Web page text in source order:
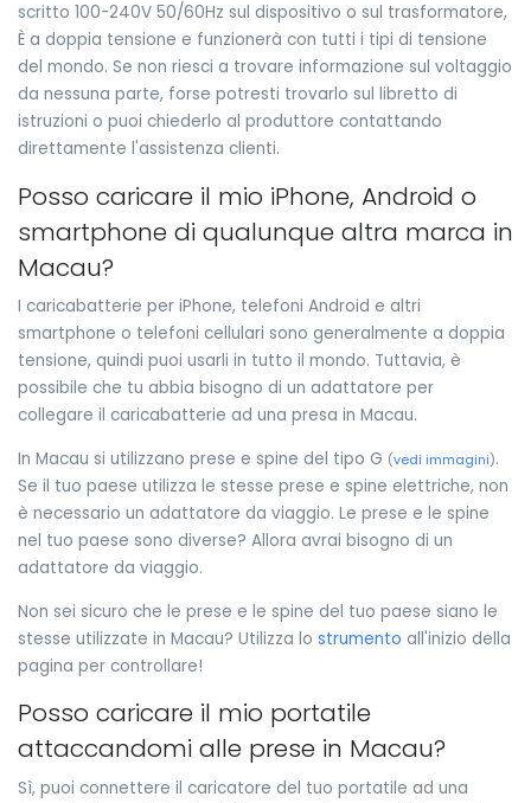
scritto 100-240V 50/60Hz sul dispositivo o sul trasformatore,
È a doppia tensione e funzionerà con tutti i tipi di tensione
del mondo. Se non riesci a trovare informazione sul voltaggio
da nessuna parte, forse potresti trovarlo sul libretto di
istruzioni o puoi chiederlo al produttore contattando
direttamente l'assistenza clienti.
Posso caricare il mio iPhone, Android o
smartphone di qualunque altra marca in
Macau?
I caricabatterie per iPhone, telefoni Android e altri
smartphone o telefoni cellulari sono generalmente a doppia
tensione, quindi puoi usarli in tutto il mondo. Tuttavia, è
possibile che tu abbia bisogno di un adattatore per
collegare il caricabatterie ad una presa in Macau.
In Macau si utilizzano prese e spine del tipo G (vedi immagini).
Se il tuo paese utilizza le stesse prese e spine elettriche, non
è necessario un adattatore da viaggio. Le prese e le spine
nel tuo paese sono diverse? Allora avrai bisogno di un
adattatore da viaggio.
Non sei sicuro che le prese e le spine del tuo paese siano le
stesse utilizzate in Macau? Utilizza lo strumento all'inizio della
pagina per controllare!
Posso caricare il mio portatile
attaccandomi alle prese in Macau?
Sì, puoi connettere il caricatore del tuo portatile ad una